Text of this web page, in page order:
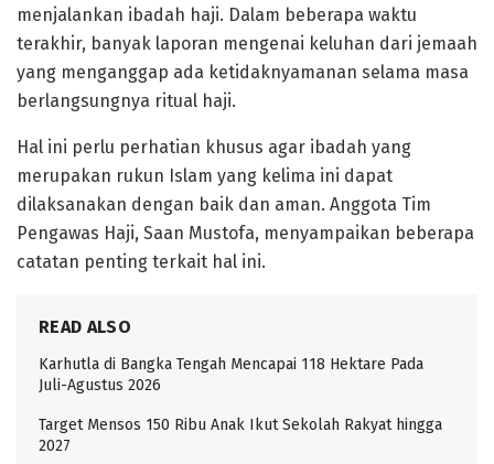
menjalankan ibadah haji. Dalam beberapa waktu
terakhir, banyak laporan mengenai keluhan dari jemaah
yang menganggap ada ketidaknyamanan selama masa
berlangsungnya ritual haji.
Hal ini perlu perhatian khusus agar ibadah yang
merupakan rukun Islam yang kelima ini dapat
dilaksanakan dengan baik dan aman. Anggota Tim
Pengawas Haji, Saan Mustofa, menyampaikan beberapa
catatan penting terkait hal ini.
READ ALSO
Karhutla di Bangka Tengah Mencapai 118 Hektare Pada
Juli-Agustus 2026
Target Mensos 150 Ribu Anak Ikut Sekolah Rakyat hingga
2027